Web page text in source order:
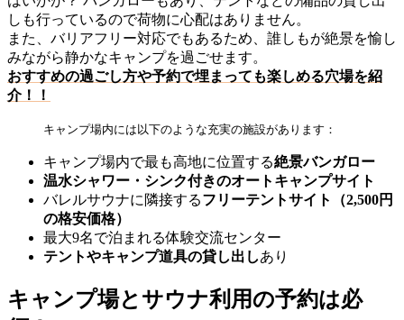
しも行っているので荷物に心配はありません。
また、バリアフリー対応でもあるため、誰しもが絶景を愉し
みながら静かなキャンプを過ごせます。
おすすめの過ごし方や予約で埋まっても楽しめる穴場を紹
介！！
キャンプ場内には以下のような充実の施設があります：
キャンプ場内で最も高地に位置する絶景バンガロー
温水シャワー・シンク付きのオートキャンプサイト
バレルサウナに隣接するフリーテントサイト（2,500円
の格安価格）
最大9名で泊まれる体験交流センター
テントやキャンプ道具の貸し出しあり
キャンプ場とサウナ利用の予約は必